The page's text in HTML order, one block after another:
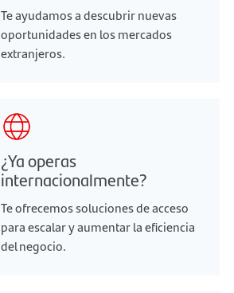
Te ayudamos a descubrir nuevas
oportunidades en los mercados
extranjeros.
¿Ya operas
internacionalmente?
Te ofrecemos soluciones de acceso
para escalar y aumentar la eficiencia
del negocio.